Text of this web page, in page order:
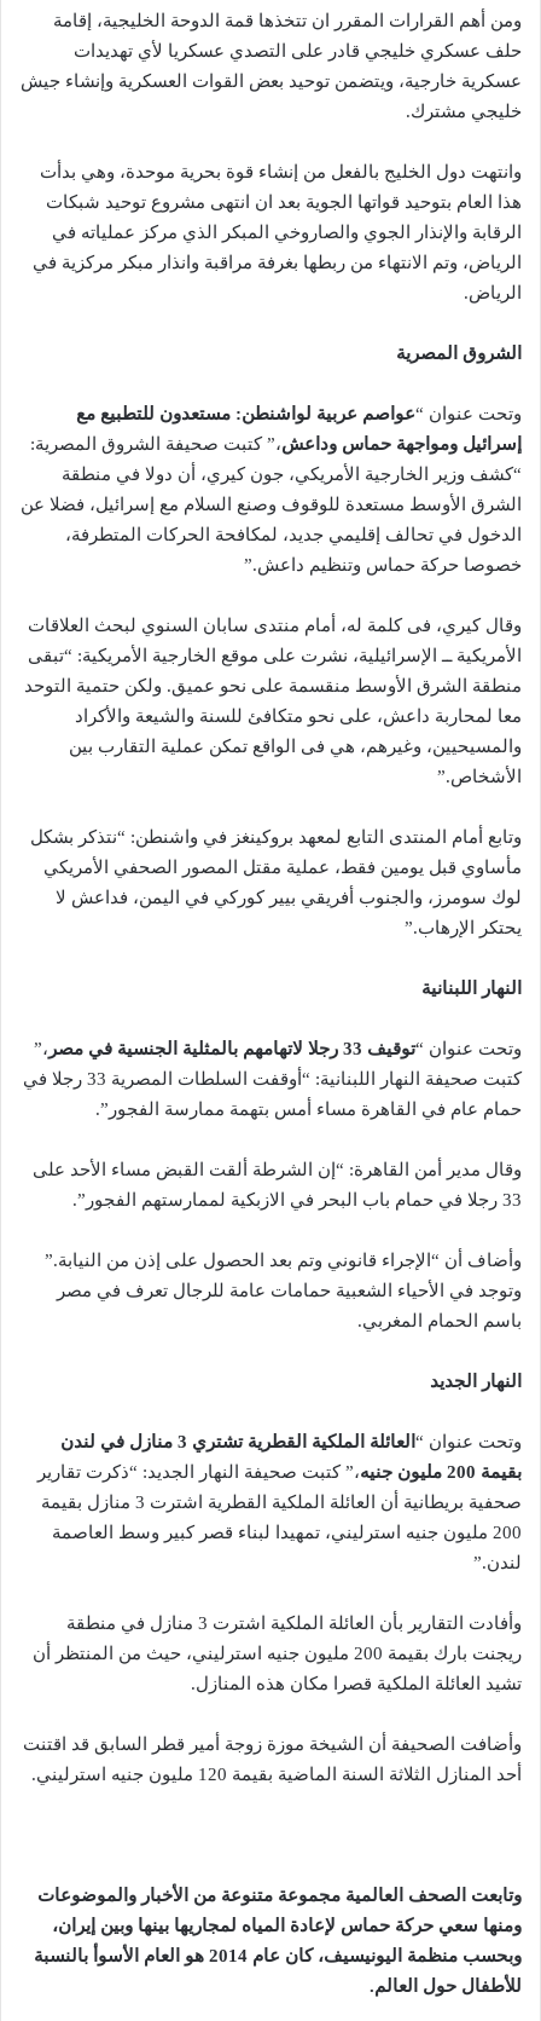
ومن أهم القرارات المقرر ان تتخذها قمة الدوحة الخليجية، إقامة
حلف عسكري خليجي قادر على التصدي عسكريا لأي تهديدات
عسكرية خارجية، ويتضمن توحيد بعض القوات العسكرية وإنشاء جيش
خليجي مشترك.
وانتهت دول الخليج بالفعل من إنشاء قوة بحرية موحدة، وهي بدأت
هذا العام بتوحيد قواتها الجوية بعد ان انتهى مشروع توحيد شبكات
الرقابة والإنذار الجوي والصاروخي المبكر الذي مركز عملياته في
الرياض، وتم الانتهاء من ربطها بغرفة مراقبة وانذار مبكر مركزية في
الرياض.
الشروق المصرية
وتحت عنوان “عواصم عربية لواشنطن: مستعدون للتطبيع مع
إسرائيل ومواجهة حماس وداعش،” كتبت صحيفة الشروق المصرية:
“كشف وزير الخارجية الأمريكي، جون كيري، أن دولا في منطقة
الشرق الأوسط مستعدة للوقوف وصنع السلام مع إسرائيل، فضلا عن
الدخول في تحالف إقليمي جديد، لمكافحة الحركات المتطرفة،
خصوصا حركة حماس وتنظيم داعش.”
وقال كيري، فى كلمة له، أمام منتدى سابان السنوي لبحث العلاقات
الأمريكية ــ الإسرائيلية، نشرت على موقع الخارجية الأمريكية: “تبقى
منطقة الشرق الأوسط منقسمة على نحو عميق. ولكن حتمية التوحد
معا لمحاربة داعش، على نحو متكافئ للسنة والشيعة والأكراد
والمسيحيين، وغيرهم، هي فى الواقع تمكن عملية التقارب بين
الأشخاص.”
وتابع أمام المنتدى التابع لمعهد بروكينغز في واشنطن: “نتذكر بشكل
مأساوي قبل يومين فقط، عملية مقتل المصور الصحفي الأمريكي
لوك سومرز، والجنوب أفريقي بيير كوركي في اليمن، فداعش لا
يحتكر الإرهاب.”
النهار اللبنانية
وتحت عنوان “توقيف 33 رجلا لاتهامهم بالمثلية الجنسية في مصر
،”
كتبت صحيفة النهار اللبنانية: “أوقفت السلطات المصرية 33 رجلا في
حمام عام في القاهرة مساء أمس بتهمة ممارسة الفجور”.
وقال مدير أمن القاهرة: “إن الشرطة ألقت القبض مساء الأحد على
33 رجلا في حمام باب البحر في الازبكية لممارستهم الفجور”.
وأضاف أن “الإجراء قانوني وتم بعد الحصول على إذن من النيابة.”
وتوجد في الأحياء الشعبية حمامات عامة للرجال تعرف في مصر
باسم الحمام المغربي.
النهار الجديد
وتحت عنوان “
العائلة الملكية القطرية تشتري 3 منازل في لندن
بقيمة 200 مليون جنيه
،” كتبت صحيفة النهار الجديد: “ذكرت تقارير
صحفية بريطانية أن العائلة الملكية القطرية اشترت 3 منازل بقيمة
200 مليون جنيه استرليني، تمهيدا لبناء قصر كبير وسط العاصمة
لندن.”
وأفادت التقارير بأن العائلة الملكية اشترت 3 منازل في منطقة
ريجنت بارك بقيمة 200 مليون جنيه استرليني، حيث من المنتظر أن
تشيد العائلة الملكية قصرا مكان هذه المنازل.
وأضافت الصحيفة أن الشيخة موزة زوجة أمير قطر السابق قد اقتنت
أحد المنازل الثلاثة السنة الماضية بقيمة 120 مليون جنيه استرليني.
وتابعت الصحف العالمية مجموعة متنوعة من الأخبار والموضوعات
ومنها سعي حركة حماس لإعادة المياه لمجاريها بينها وبين إيران،
وبحسب منظمة اليونيسيف، كان عام 2014 هو العام الأسوأ بالنسبة
للأطفال حول العالم.